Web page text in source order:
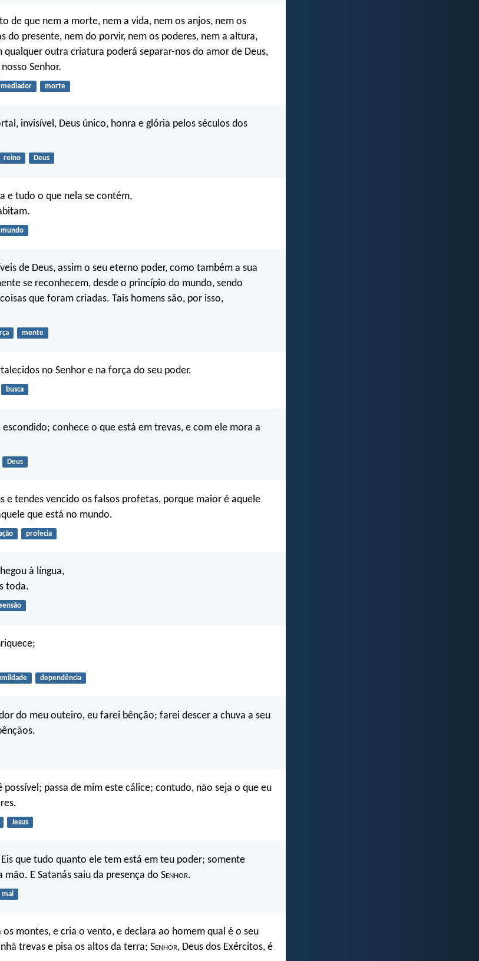
de que nem a morte, nem a vida, nem os anjos, nem os
do presente, nem do porvir, nem os poderes, nem a altura,
qualquer outra criatura poderá separar-nos do amor de Deus,
Senhor.
mediador morte
invisível, Deus único, honra e glória pelos séculos dos
reino Deus
e tudo o que nela se contém,
mundo
de Deus, assim o seu eterno poder, como também a sua
se reconhecem, desde o princípio do mundo, sendo
que foram criadas. Tais homens são, por isso,
mente
no Senhor e na força do seu poder.
busca
conhece o que está em trevas, e com ele mora a
Deus
e tendes vencido os falsos profetas, porque maior é aquele
que está no mundo.
profecia
à língua,
toda.
dependência
do meu outeiro, eu farei bênção; farei descer a chuva a seu
possível; passa de mim este cálice; contudo, não seja o que eu
Jesus
Eis que tudo quanto ele tem está em teu poder; somente
E Satanás saiu da presença do Senhor.
mal
montes, e cria o vento, e declara ao homem qual é o seu
trevas e pisa os altos da terra; Senhor, Deus dos Exércitos, é